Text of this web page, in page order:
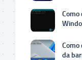
Como
Como
da